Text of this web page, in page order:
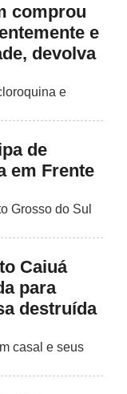
comprou
e
devolva
e
de
em Frente
Grosso do Sul
Caiuá
para
destruída
casal e seus